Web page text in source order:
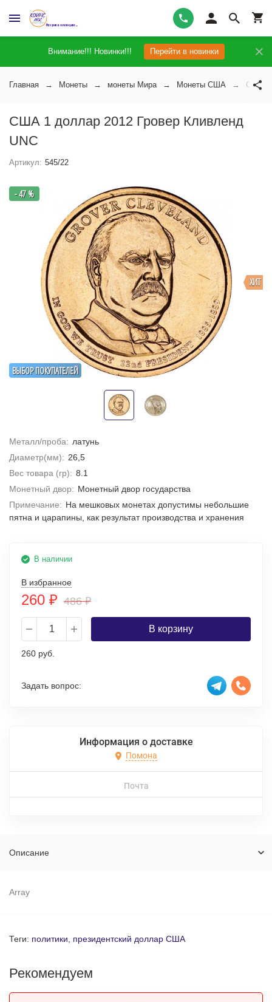
Внимание!!! Новинки!!! Перейти в новинки
Главная Монеты монеты Мира Монеты США США 1
США 1 доллар 2012 Гровер Кливленд
UNC
Артикул: 545/22
ВЫБОР ПОКУПАТЕЛЕЙ
ХИТ
- 47 %
Металл/проба: латунь
Диаметр(мм): 26,5
Вес товара (гр): 8.1
Монетный двор: Монетный двор государства
Примечание: На мешковых монетах допустимы небольшие
пятна и царапины, как результат производства и хранения
В наличии
В избранное
260 ₽ 486₽
В корзину
260 руб.
Задать вопрос:
Информация о доставке
Помона
Почта
Описание
Array
Теги: политики президентский доллар США
Рекомендуем